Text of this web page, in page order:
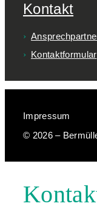
Kontakt
Kontaktformular
Impressum
© 2026 –